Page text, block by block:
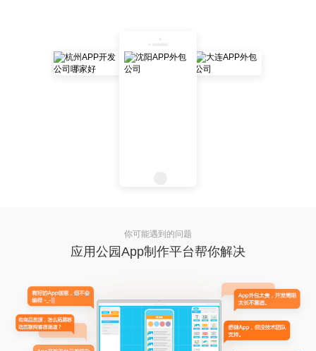
你可能遇到的问题
应用公园App制作平台帮你解决